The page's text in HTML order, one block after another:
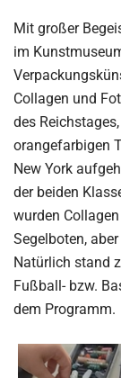
Mit großer
im
Collagen und
des
orangefarbigen
New York
der beiden
wurden
Segelboten,
Natürlich stand
Fußball- bzw.
dem Programm.